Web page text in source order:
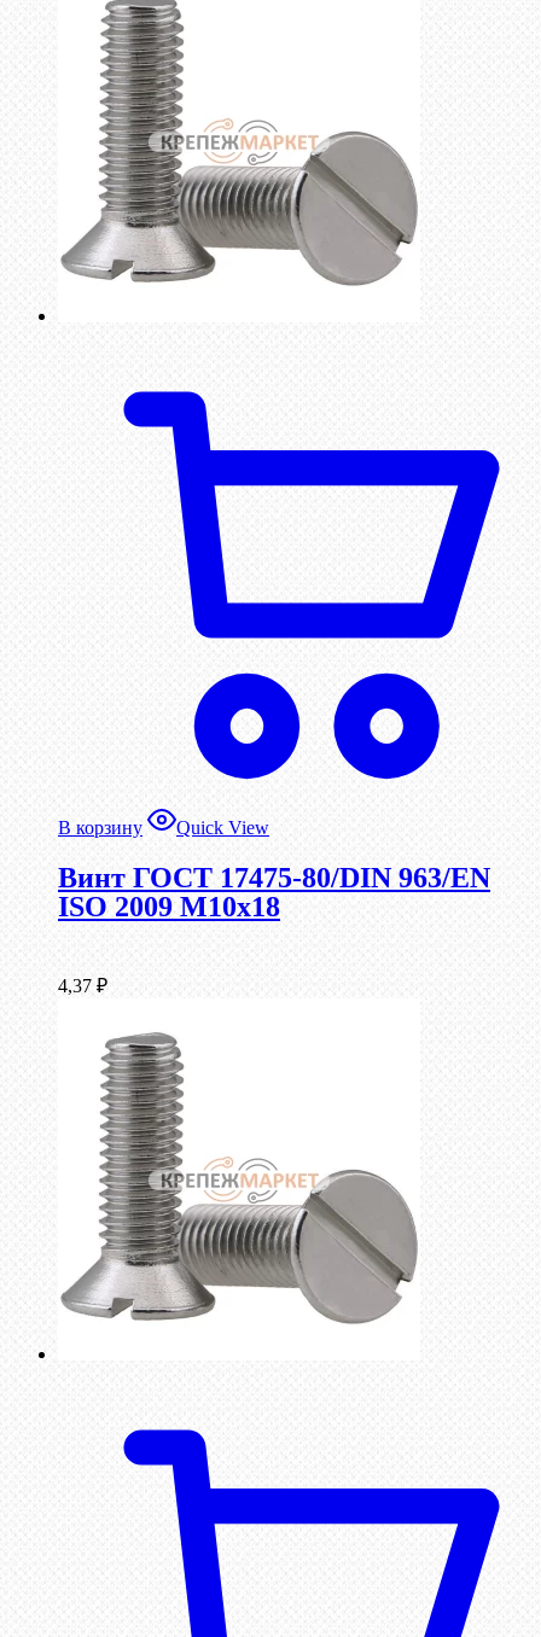
В корзину Quick View
Винт ГОСТ 17475-80/DIN 963/EN
ISO 2009 М10х18
4,37 ₽